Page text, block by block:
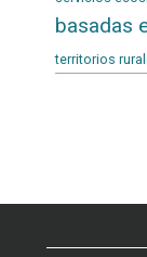
basadas
territorios